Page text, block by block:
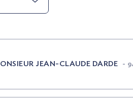
JEAN-CLAUDE DARDE -